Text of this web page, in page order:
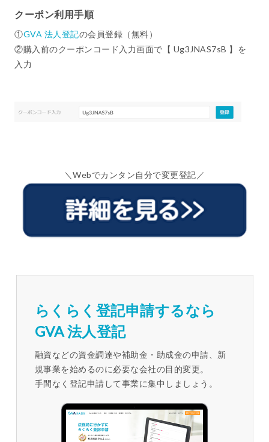
クーポン利用手順
①GVA 法人登記の会員登録（無料）
②購入前のクーポンコード入力画面で【 Ug3JNAS7sB 】を
入力
＼Webでカンタン自分で変更登記／
らくらく登記申請するなら
GVA 法人登記
融資などの資金調達や補助金・助成金の申請、新
規事業を始めるのに必要な会社の目的変更。
手間なく登記申請して事業に集中しましょう。